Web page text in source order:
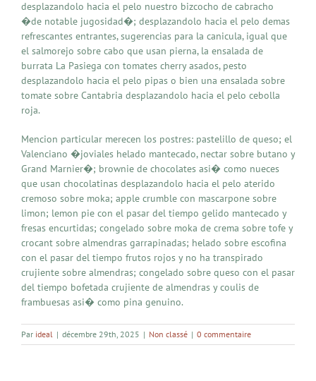
desplazandolo hacia el pelo nuestro bizcocho de cabracho
�de notable jugosidad�; desplazandolo hacia el pelo demas
refrescantes entrantes, sugerencias para la canicula, igual que
el salmorejo sobre cabo que usan pierna, la ensalada de
burrata La Pasiega con tomates cherry asados, pesto
desplazandolo hacia el pelo pipas o bien una ensalada sobre
tomate sobre Cantabria desplazandolo hacia el pelo cebolla
roja.
Mencion particular merecen los postres: pastelillo de queso; el
Valenciano �joviales helado mantecado, nectar sobre butano y
Grand Marnier�; brownie de chocolates asi� como nueces
que usan chocolatinas desplazandolo hacia el pelo aterido
cremoso sobre moka; apple crumble con mascarpone sobre
limon; lemon pie con el pasar del tiempo gelido mantecado y
fresas encurtidas; congelado sobre moka de crema sobre tofe y
crocant sobre almendras garrapinadas; helado sobre escofina
con el pasar del tiempo frutos rojos y no ha transpirado
crujiente sobre almendras; congelado sobre queso con el pasar
del tiempo bofetada crujiente de almendras y coulis de
frambuesas asi� como pina genuino.
Par ideal | décembre 29th, 2025 | Non classé | 0 commentaire